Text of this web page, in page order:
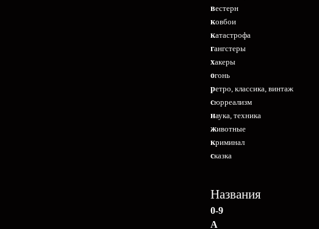
вестерн
ковбои
катастрофа
гангстеры
хакеры
огонь
ретро, классика, винтаж
сюрреализм
наука, техника
животные
криминал
сказка
Названия
0-9
A